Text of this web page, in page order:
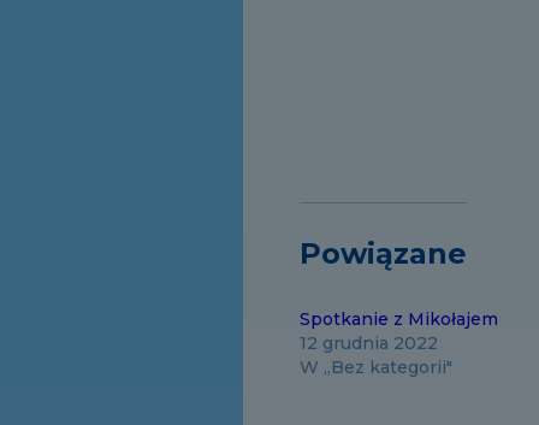
Powiązane
Spotkanie z Mikołajem
12 grudnia 2022
W „Bez kategorii"